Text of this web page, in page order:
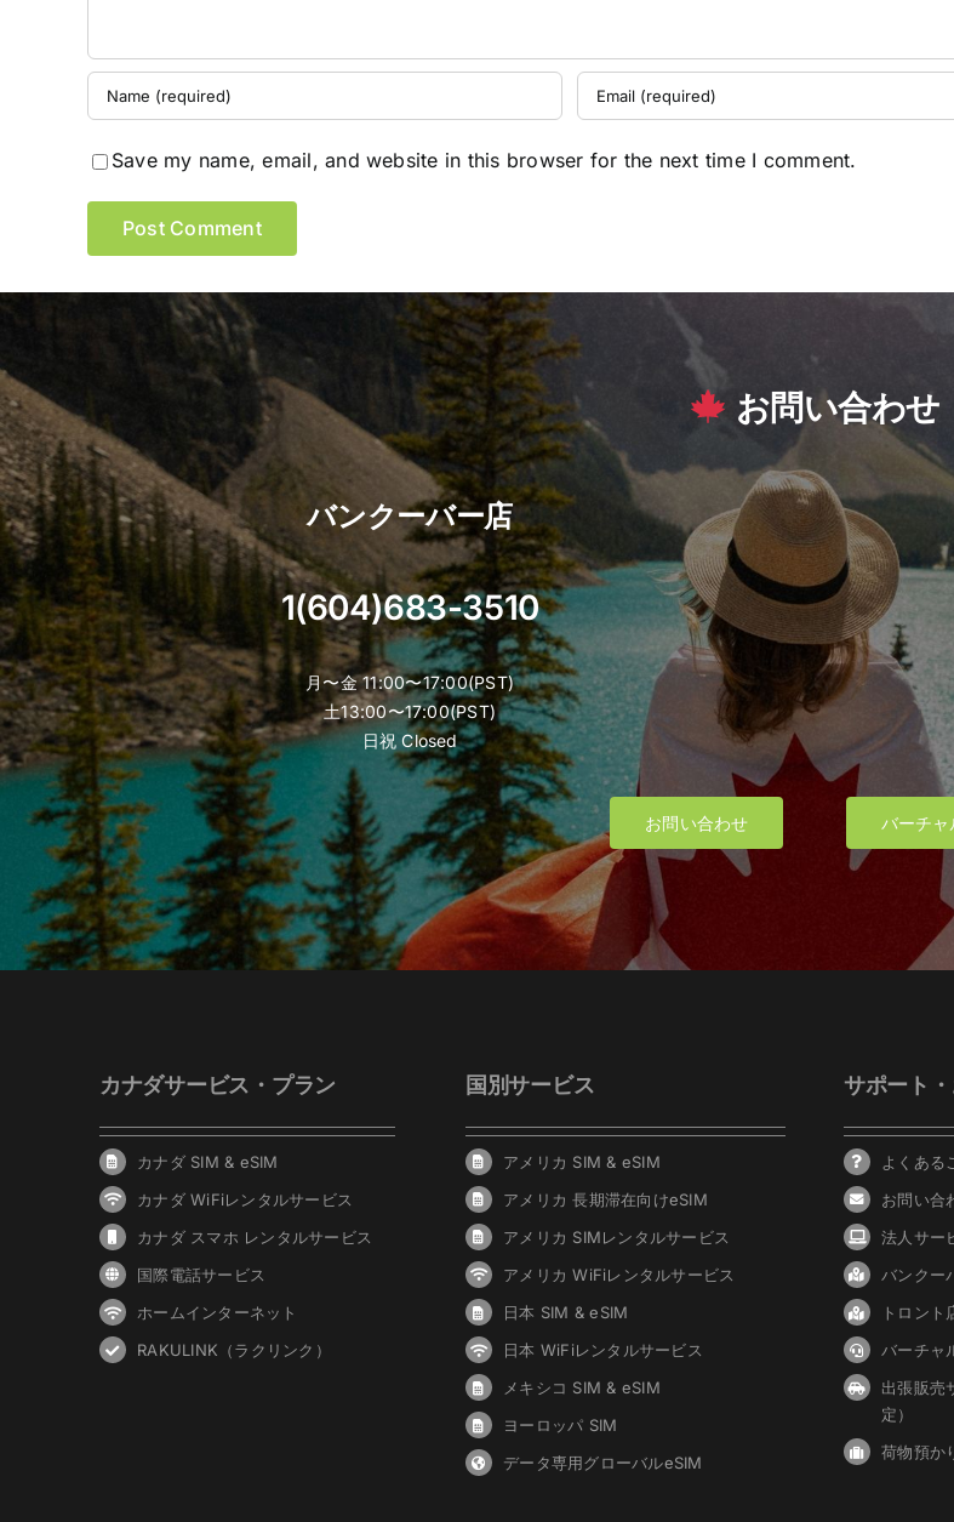
Save my name, email, and website in this browser for the next time I comment.
お問い合わせ
バンクーバー店
1(604)683-3510
月〜金 11:00〜17:00(PST)
土13:00〜17:00(PST)
日祝 Closed
お問い合わせ バーチャ
カナダサービス・プラン
カナダ SIM & eSIM
カナダ WiFiレンタルサービス
カナダ スマホ レンタルサービス
国際電話サービス
ホームインターネット
RAKULINK（ラクリンク）
国別サービス
アメリカ SIM & eSIM
アメリカ 長期滞在向けeSIM
アメリカ SIMレンタルサービス
アメリカ WiFiレンタルサービス
日本 SIM & eSIM
日本 WiFiレンタルサービス
メキシコ SIM & eSIM
ヨーロッパ SIM
データ専用グローバルeSIM
サポート
よくある
お問い合
法人サー
バンクー
トロント
バーチャ
出張販売
定）
荷物預か